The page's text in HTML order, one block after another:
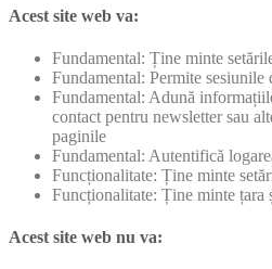
Acest site web va:
Fundamental: Ține minte
Fundamental: Permite sesiunile
Fundamental: Adună
contact pentru newsletter sau
paginile
Fundamental: Autentifică
Funcționalitate: Ține minte
Funcționalitate: Ține minte țara
Acest site web nu va: